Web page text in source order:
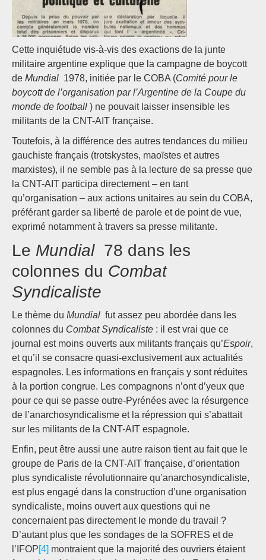
Cette inquiétude vis-à-vis des exactions de la junte
militaire argentine explique que la campagne de boycott
de Mundial 1978, initiée par le COBA (Comité pour le
boycott de l’organisation par l’Argentine de la Coupe du
monde de football ) ne pouvait laisser insensible les
militants de la CNT-AIT française.
Toutefois, à la différence des autres tendances du milieu
gauchiste français (trotskystes, maoïstes et autres
marxistes), il ne semble pas à la lecture de sa presse que
la CNT-AIT participa directement – en tant
qu’organisation – aux actions unitaires au sein du COBA,
préférant garder sa liberté de parole et de point de vue,
exprimé notamment à travers sa presse militante.
Le Mundial 78 dans les
colonnes du Combat
Syndicaliste
Le thème du Mundial fut assez peu abordée dans les
colonnes du Combat Syndicaliste : il est vrai que ce
journal est moins ouverts aux militants français qu’Espoir,
et qu’il se consacre quasi-exclusivement aux actualités
espagnoles. Les informations en français y sont réduites
à la portion congrue. Les compagnons n’ont d’yeux que
pour ce qui se passe outre-Pyrénées avec la résurgence
de l’anarchosyndicalisme et la répression qui s’abattait
sur les militants de la CNT-AIT espagnole.
Enfin, peut être aussi une autre raison tient au fait que le
groupe de Paris de la CNT-AIT française, d’orientation
plus syndicaliste révolutionnaire qu’anarchosyndicaliste,
est plus engagé dans la construction d’une organisation
syndicaliste, moins ouvert aux questions qui ne
concernaient pas directement le monde du travail ?
D’autant plus que les sondages de la SOFRES et de
l’IFOP[4] montraient que la majorité des ouvriers étaient